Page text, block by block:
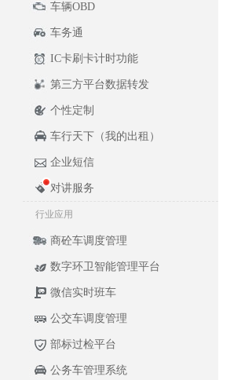
车辆OBD
车务通
IC卡刷卡计时功能
第三方平台数据转发
个性定制
车行天下（我的出租）
企业短信
对讲服务
行业应用
商砼车调度管理
数字环卫智能管理平台
微信实时班车
公交车调度管理
部标过检平台
公务车管理系统